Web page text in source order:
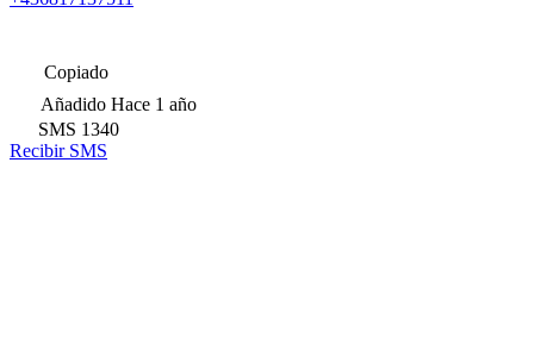
Copiado
Añadido Hace 1 año
SMS 1340
Recibir SMS